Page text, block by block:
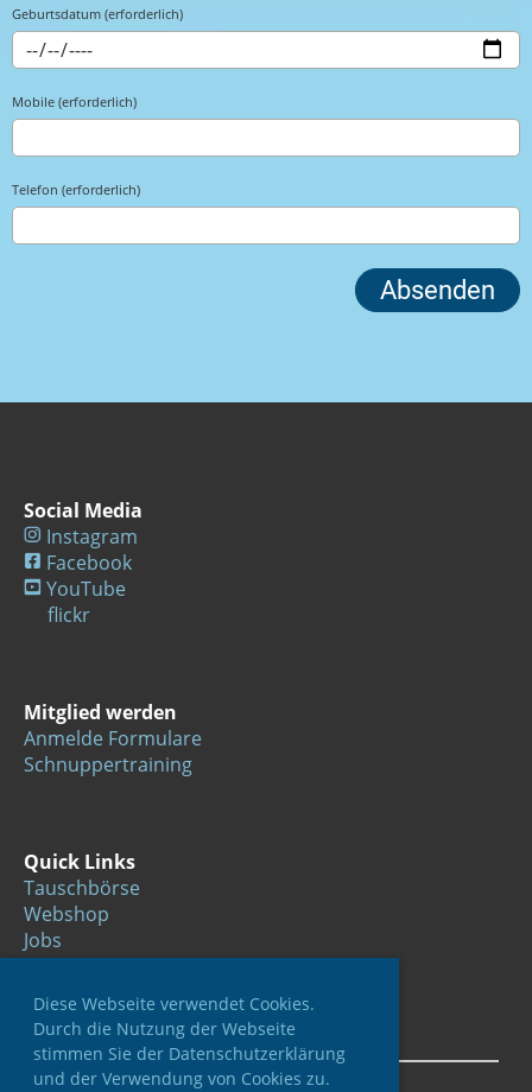
Diese Webseite verwendet Cookies.
Durch die Nutzung der Webseite
stimmen Sie der Datenschutzerklärung
und der Verwendung von Cookies zu.
Geburtsdatum (erforderlich)
Mobile (erforderlich)
Telefon (erforderlich)
Social Media
Instagram
Facebook
YouTube
flickr
Mitglied werden
Anmelde Formulare
Schnuppertraining
Quick Links
Tauschbörse
Webshop
Jobs
Links